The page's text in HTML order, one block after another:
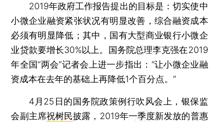
2019年政府工作报告提出的目标是：切实使中
小微企业融资紧张状况有明显改善，综合融资成本
必须有明显降低；其中，国有大型商业银行小微企
业贷款要增长30%以上。国务院总理李克强在2019
年全国“两会”记者会上进一步指出：“让小微企业融
资成本在去年的基础上再降低1个百分点。”
4月25日的国务院政策例行吹风会上，银保监
会副主席祝树民披露，2019年一季度新发放的普惠